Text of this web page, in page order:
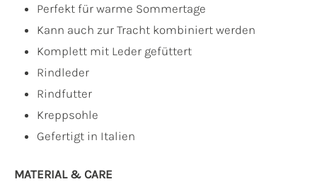
Perfekt für warme Sommertage
Kann auch zur Tracht kombiniert werden
Komplett mit Leder gefüttert
Rindleder
Rindfutter
Kreppsohle
Gefertigt in Italien
MATERIAL & CARE